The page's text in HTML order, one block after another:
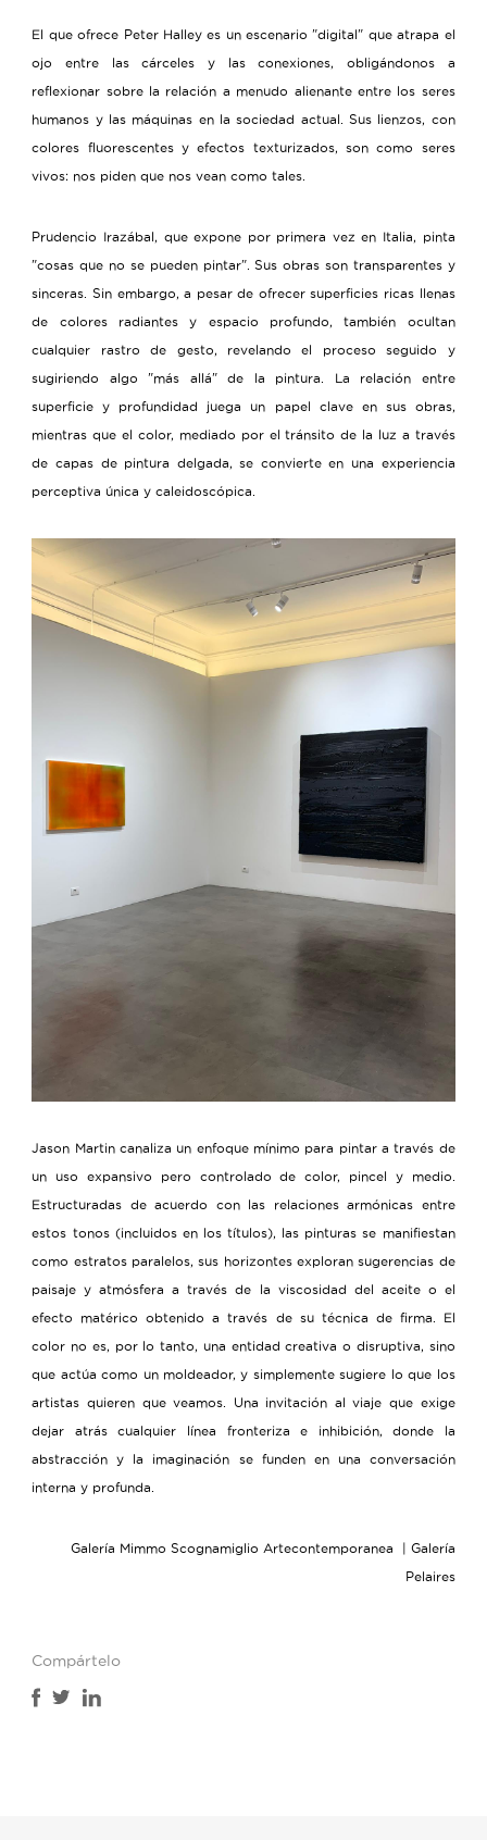
El que ofrece Peter Halley es un escenario "digital" que atrapa el
ojo entre las cárceles y las conexiones, obligándonos a
reflexionar sobre la relación a menudo alienante entre los seres
humanos y las máquinas en la sociedad actual. Sus lienzos, con
colores fluorescentes y efectos texturizados, son como seres
vivos: nos piden que nos vean como tales.
Prudencio Irazábal, que expone por primera vez en Italia, pinta
"cosas que no se pueden pintar". Sus obras son transparentes y
sinceras. Sin embargo, a pesar de ofrecer superficies ricas llenas
de colores radiantes y espacio profundo, también ocultan
cualquier rastro de gesto, revelando el proceso seguido y
sugiriendo algo "más allá" de la pintura. La relación entre
superficie y profundidad juega un papel clave en sus obras,
mientras que el color, mediado por el tránsito de la luz a través
de capas de pintura delgada, se convierte en una experiencia
perceptiva única y caleidoscópica.
Jason Martin canaliza un enfoque mínimo para pintar a través de
un uso expansivo pero controlado de color, pincel y medio.
Estructuradas de acuerdo con las relaciones armónicas entre
estos tonos (incluidos en los títulos), las pinturas se manifiestan
como estratos paralelos, sus horizontes exploran sugerencias de
paisaje y atmósfera a través de la viscosidad del aceite o el
efecto matérico obtenido a través de su técnica de firma. El
color no es, por lo tanto, una entidad creativa o disruptiva, sino
que actúa como un moldeador, y simplemente sugiere lo que los
artistas quieren que veamos. Una invitación al viaje que exige
dejar atrás cualquier línea fronteriza e inhibición, donde la
abstracción y la imaginación se funden en una conversación
interna y profunda.
Galería Mimmo Scognamiglio Artecontemporanea | Galería
Pelaires
Compártelo